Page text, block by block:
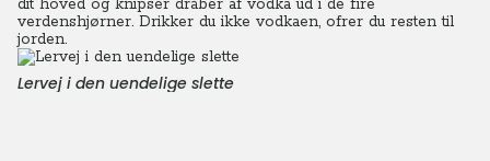
dit hoved og knipser dråber af vodka ud i de fire
verdenshjørner. Drikker du ikke vodkaen, ofrer du resten til
jorden.
Lervej i den uendelige slette